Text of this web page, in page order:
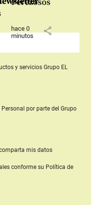
hace 0
minutos
share
y serviciosGrupo EL
por parte del Grupo
mis datos
conforme su Política de